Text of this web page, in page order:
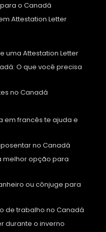
o Canadá
Attestation Letter
uma Attestation Letter
O que você precisa
no Canadá
em francês te ajuda e
no Canadá
melhor opção para
ou cônjuge para
de trabalho no Canadá
durante o inverno